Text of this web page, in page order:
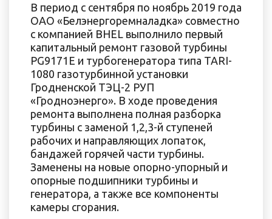
В период с сентября по ноябрь 2019 года
ОАО «Белэнергоремналадка» совместно
с компанией BHEL выполнило первый
капитальный ремонт газовой турбины
PG9171E и турбогенератора типа TARI-
1080 газотурбинной установки
Гродненской ТЭЦ-2 РУП
«Гродноэнерго». В ходе проведения
ремонта выполнена полная разборка
турбины с заменой 1,2,3-й ступеней
рабочих и направляющих лопаток,
бандажей горячей части турбины.
Заменены на новые опорно-упорный и
опорные подшипники турбины и
генератора, а также все компоненты
камеры сгорания.